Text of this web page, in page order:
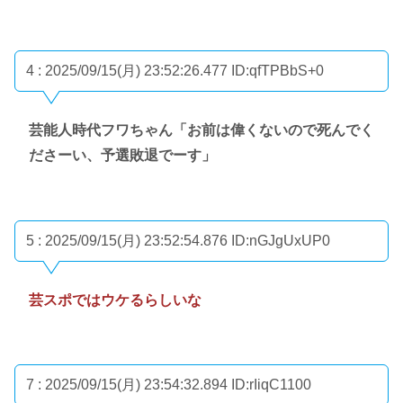
4 : 2025/09/15(月) 23:52:26.477 ID:qfTPBbS+0
芸能人時代フワちゃん「お前は偉くないので死んでく
ださーい、予選敗退でーす」
5 : 2025/09/15(月) 23:52:54.876 ID:nGJgUxUP0
芸スポではウケるらしいな
7 : 2025/09/15(月) 23:54:32.894 ID:rIiqC1100